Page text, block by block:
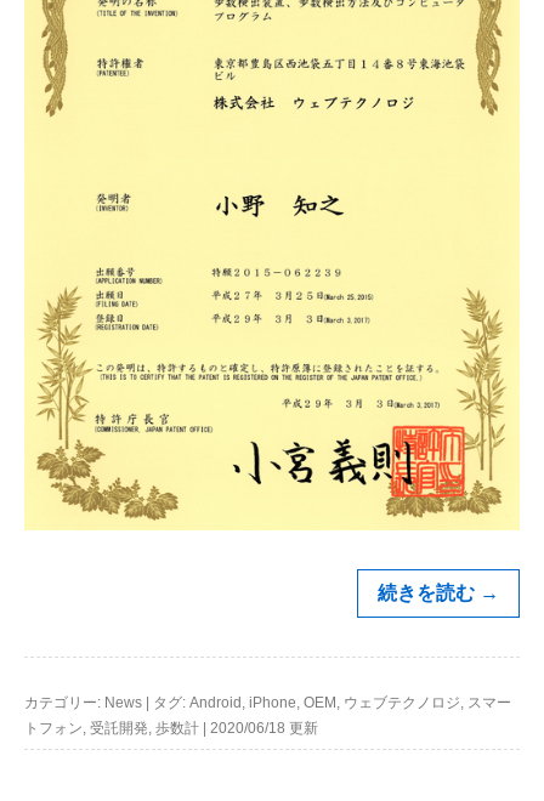
続きを読む →
カテゴリー: News タグ: Android , iPhone, OEM , ウェブテクノロジ, スマー
トフォン, 受託開発, 歩数計 2020/06/18 更新